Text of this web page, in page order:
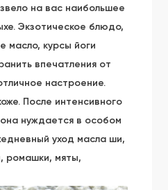
на вас наибольшее
Экзотическое блюдо,
масло, курсы йоги
впечатления от
настроение.
После интенсивного
нуждается в особом
уход масла ши,
ромашки, мяты,